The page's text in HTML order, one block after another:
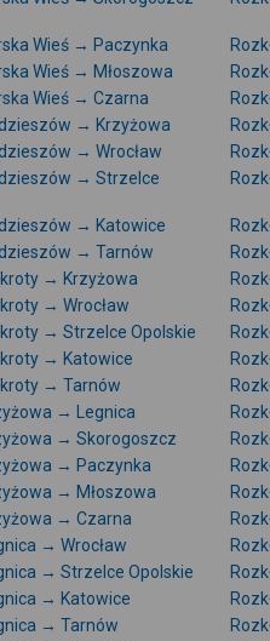
Wieś → Paczynka
Wieś → Młoszowa
Wieś → Czarna
→ Krzyżowa
→ Wrocław
→ Strzelce
→ Katowice
→ Tarnów
→ Krzyżowa
→ Wrocław
→ Strzelce Opolskie
→ Katowice
→ Tarnów
→ Legnica
→ Skorogoszcz
→ Paczynka
→ Młoszowa
→ Czarna
→ Wrocław
→ Strzelce Opolskie
→ Katowice
→ Tarnów